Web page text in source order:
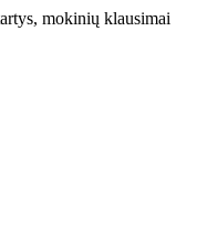
mokinių klausimai